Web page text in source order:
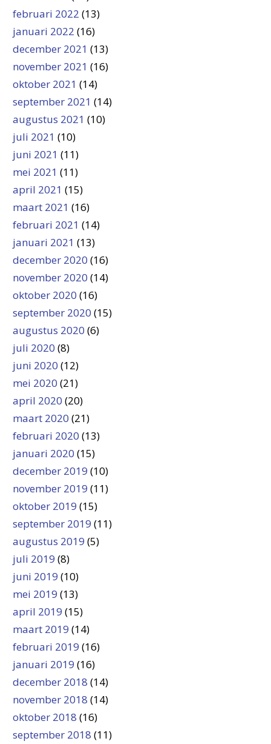
februari 2022 (13)
januari 2022 (16)
december 2021 (13)
november 2021 (16)
oktober 2021 (14)
september 2021 (14)
augustus 2021 (10)
juli 2021 (10)
juni 2021 (11)
mei 2021 (11)
april 2021 (15)
maart 2021 (16)
februari 2021 (14)
januari 2021 (13)
december 2020 (16)
november 2020 (14)
oktober 2020 (16)
september 2020 (15)
augustus 2020 (6)
juli 2020 (8)
juni 2020 (12)
mei 2020 (21)
april 2020 (20)
maart 2020 (21)
februari 2020 (13)
januari 2020 (15)
december 2019 (10)
november 2019 (11)
oktober 2019 (15)
september 2019 (11)
augustus 2019 (5)
juli 2019 (8)
juni 2019 (10)
mei 2019 (13)
april 2019 (15)
maart 2019 (14)
februari 2019 (16)
januari 2019 (16)
december 2018 (14)
november 2018 (14)
oktober 2018 (16)
september 2018 (11)